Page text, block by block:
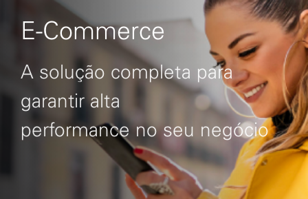
E-Commerce
A solução completa para
garantir alta
performance no seu negócio